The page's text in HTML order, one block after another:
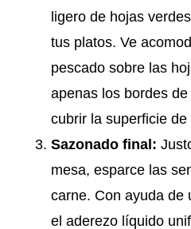
ligero de hojas
tus platos. Ve
pescado sobre las
apenas los bordes
cubrir la superficie
Sazonado final:
mesa, esparce las
carne. Con ayuda de
el aderezo líquido